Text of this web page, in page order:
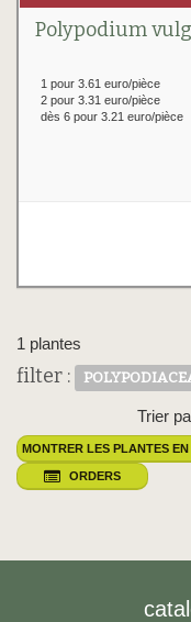
Polypodium
1 pour 3.61 euro/pièce
2 pour 3.31 euro/pièce
dès 6 pour 3.21 euro/pièce
1 plantes
filter :
Trier
MONTRER LES PLANTES
ORDERS